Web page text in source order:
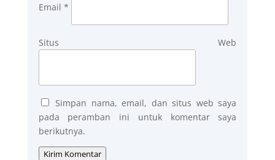
Email *
Situs Web
Simpan nama, email, dan situs web saya
pada peramban ini untuk komentar saya
berikutnya.
Kirim Komentar